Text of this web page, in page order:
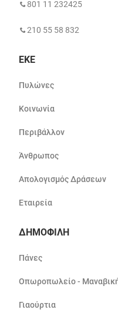
801 11 232425
210 55 58 832
ΕΚΕ
Πυλώνες
Κοινωνία
Περιβάλλον
Άνθρωπος
Απολογισμός Δράσεων
Εταιρεία
ΔΗΜΟΦΙΛΗ
Πάνες
Οπωροπωλείο -
Γιαούρτια